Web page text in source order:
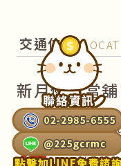
交通位置
新月優質當舖
LINE ID：
服務專線